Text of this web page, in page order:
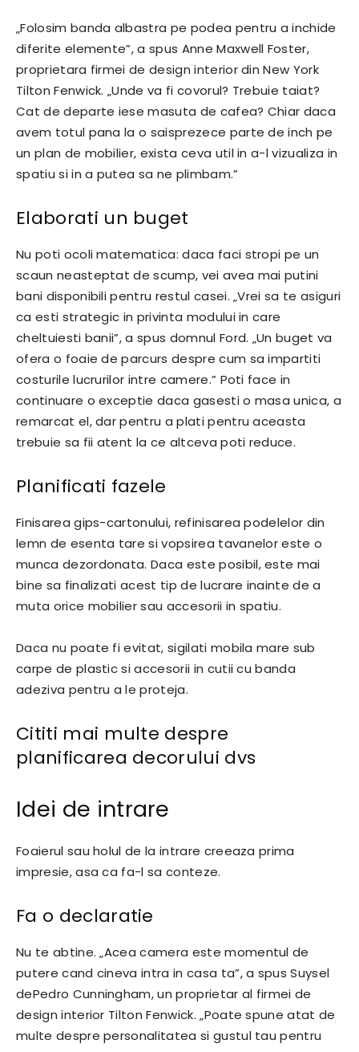
„Folosim banda albastra pe podea pentru a inchide
diferite elemente”, a spus Anne Maxwell Foster,
proprietara firmei de design interior din New York
Tilton Fenwick. „Unde va fi covorul? Trebuie taiat?
Cat de departe iese masuta de cafea? Chiar daca
avem totul pana la o saisprezece parte de inch pe
un plan de mobilier, exista ceva util in a-l vizualiza in
spatiu si in a putea sa ne plimbam.”
Elaborati un buget
Nu poti ocoli matematica: daca faci stropi pe un
scaun neasteptat de scump, vei avea mai putini
bani disponibili pentru restul casei. „Vrei sa te asiguri
ca esti strategic in privinta modului in care
cheltuiesti banii”, a spus domnul Ford. „Un buget va
ofera o foaie de parcurs despre cum sa impartiti
costurile lucrurilor intre camere.” Poti face in
continuare o exceptie daca gasesti o masa unica, a
remarcat el, dar pentru a plati pentru aceasta
trebuie sa fii atent la ce altceva poti reduce.
Planificati fazele
Finisarea gips-cartonului, refinisarea podelelor din
lemn de esenta tare si vopsirea tavanelor este o
munca dezordonata. Daca este posibil, este mai
bine sa finalizati acest tip de lucrare inainte de a
muta orice mobilier sau accesorii in spatiu.
Daca nu poate fi evitat, sigilati mobila mare sub
carpe de plastic si accesorii in cutii cu banda
adeziva pentru a le proteja.
Cititi mai multe despre
planificarea decorului dvs
Idei de intrare
Foaierul sau holul de la intrare creeaza prima
impresie, asa ca fa-l sa conteze.
Fa o declaratie
Nu te abtine. „Acea camera este momentul de
putere cand cineva intra in casa ta”, a spus Suysel
dePedro Cunningham, un proprietar al firmei de
design interior Tilton Fenwick. „Poate spune atat de
multe despre personalitatea si gustul tau pentru